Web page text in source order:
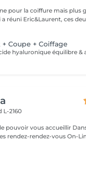
pour la coiffure mais plus
a réuni Eric&Laurent, ces
Coupe + Coiffage
L-2160
vous accueillir Dans la mesure du
rendez-rendez-vous On-